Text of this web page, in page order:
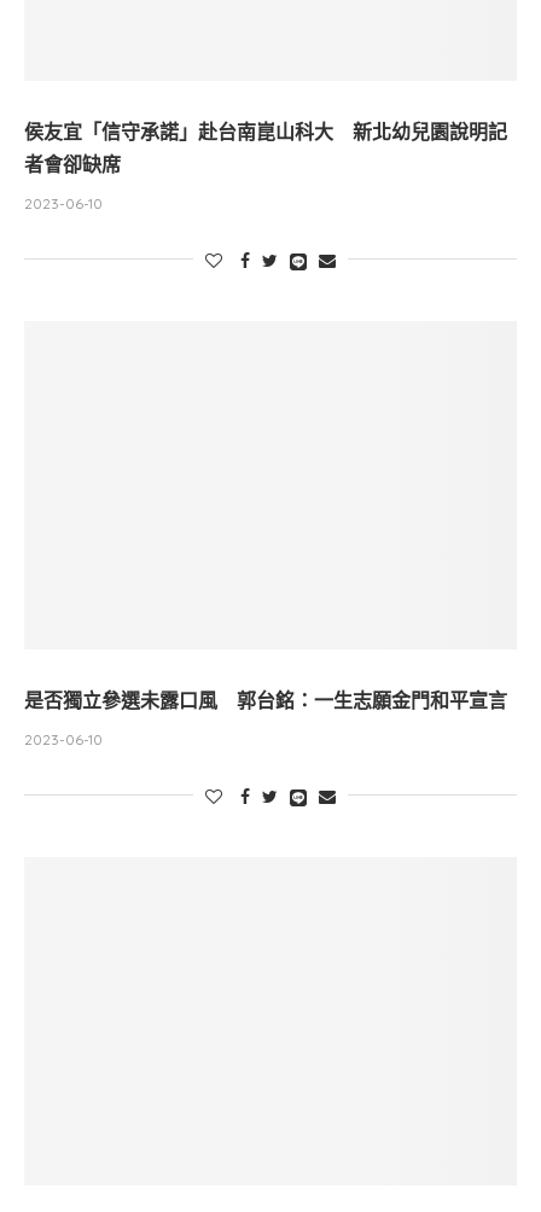
侯友宜「信守承諾」赴台南崑山科大 新北幼兒園說明記
者會卻缺席
2023-06-10
是否獨立參選未露口風 郭台銘：一生志願金門和平宣言
2023-06-10